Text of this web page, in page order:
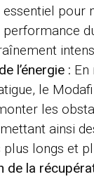
pour
performance
l’énergie : En
le
les
ainsi
longs et
de la